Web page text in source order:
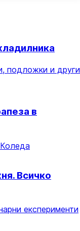
подложки и други
в
Всичко
експерименти